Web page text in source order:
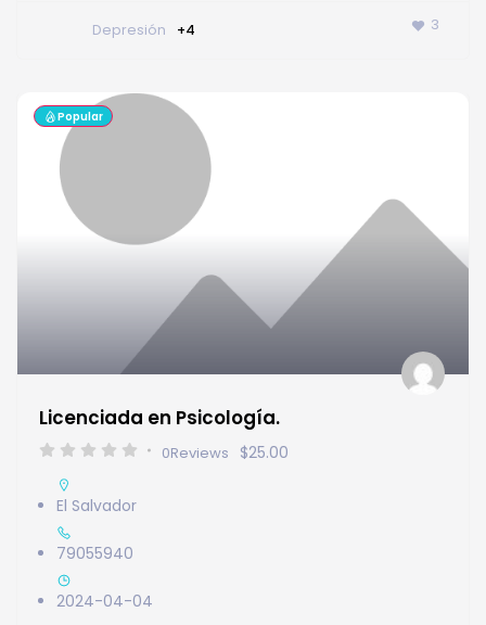
Depresión +4 3
Popular
Licenciada en Psicología.
0Reviews $25.00
El Salvador
79055940
2024-04-04